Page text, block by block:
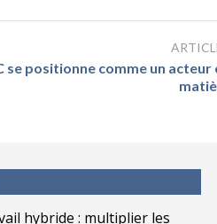
se positionne comme un acteur
hybride : multiplier les